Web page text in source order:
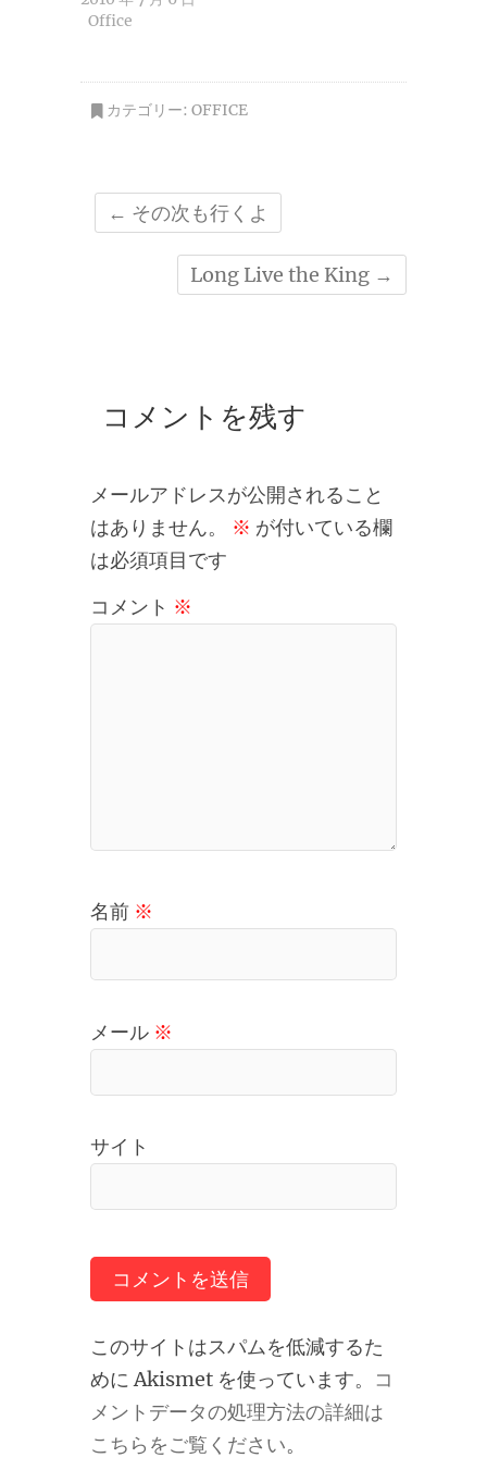
Office
カテゴリー: OFFICE
← その次も行くよ
Long Live the King →
コメントを残す
メールアドレスが公開されること
はありません。
※ が付いている欄
は必須項目です
コメント ※
名前 ※
メール ※
サイト
このサイトはスパムを低減するた
めに Akismet を使っています。 コ
メントデータの処理方法の詳細は
こちらをご覧ください。